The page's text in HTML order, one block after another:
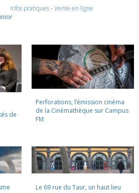
Infos pratiques-Vente en ligne
de
Perforations, l’émission cinéma
de la Cinémathèque sur Campus
FM
Le 69 rue du Taur, un haut lieu